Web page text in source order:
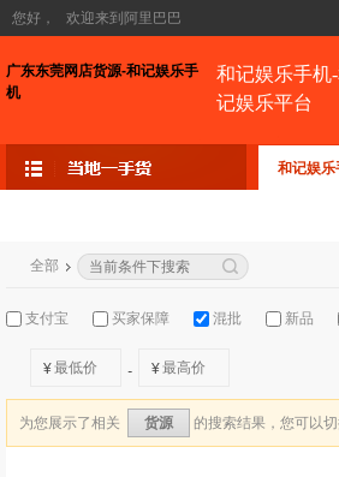
您好， 欢迎来到阿里巴巴
广东东莞网店货源-和记娱乐手
机
和记娱乐手机
记娱乐平台
和记娱
全部
支付宝 买家保障 混批 新品
¥ - ¥
为您展示了相关 货源 的搜索结果，您可以切